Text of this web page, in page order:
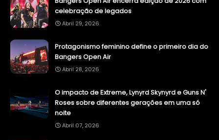
celebração de legados
Abril 29, 2026
Protagonismo feminino define o primeiro dia do
Bangers Open Air
Abril 28, 2026
O impacto de Extreme, Lynyrd Skynyrd e Guns N'
Roses sobre diferentes gerações em uma só
noite
Abril 07, 2026